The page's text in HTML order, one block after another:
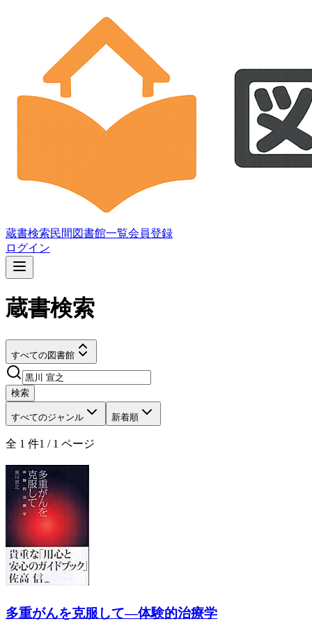
蔵書検索民間図書館一覧会員登録
ログイン
蔵書検索
すべての図書館
検索
すべてのジャンル 新着順
全 1 件1 / 1 ページ
多重がんを克服して―体験的治療学